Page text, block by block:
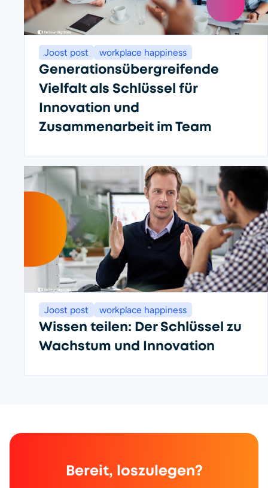
Joost post workplace happiness
Generationsübergreifende
Vielfalt als Schlüssel für
Innovation und
Zusammenarbeit im Team
Joost post workplace happiness
Wissen teilen: Der Schlüssel zu
Wachstum und Innovation
Bereit, loszulegen?